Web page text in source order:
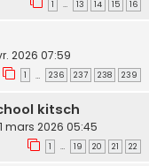
1 … 13 14 15 16
2026 07:59
1 … 236 237 238 239
kitsch
mars 2026 05:45
1 … 19 20 21 22